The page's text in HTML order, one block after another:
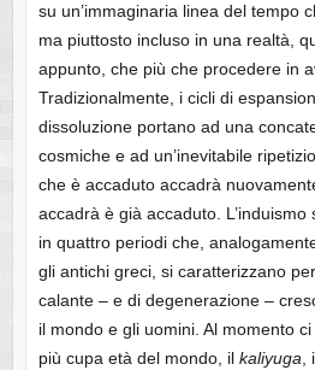
su un’immaginaria linea del tempo
ma piuttosto incluso in una realtà,
appunto, che più che procedere in
Tradizionalmente, i cicli di
dissoluzione portano ad una
cosmiche e ad un’inevitabile
che è accaduto accadrà
accadrà è già accaduto.
in quattro periodi che,
gli antichi greci, si caratterizzano
calante – e di degenerazione –
il mondo e gli uomini. Al momento
più cupa età del mondo, il kaliyuga